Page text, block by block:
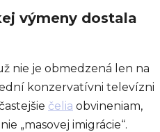
výmeny dostala
nie je obmedzená len na
konzervatívni televízni
čelia obvineniam,
„masovej imigrácie“.